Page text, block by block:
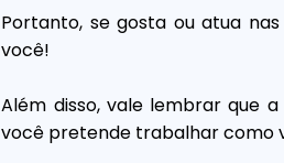
Portanto, se gosta ou atua
você!
Além disso, vale lembrar que
você pretende trabalhar como